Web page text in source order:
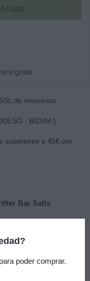
Añadir
gratis
de empresas
- BIZUM )
superiores a 45€ por
Bar Salts
acabado helado,
poder comprar.